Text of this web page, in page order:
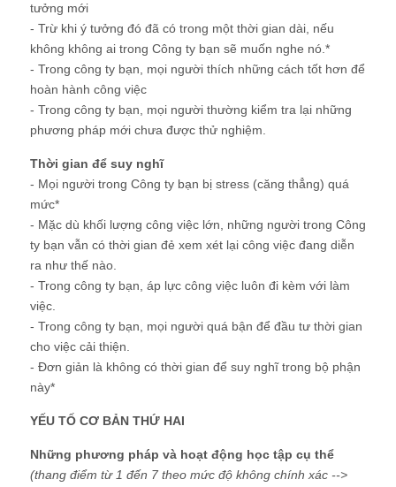
tưởng mới
- Trừ khi ý tưởng đó đã có trong một thời gian dài, nếu
không không ai trong Công ty bạn sẽ muốn nghe nó.*
- Trong công ty bạn, mọi người thích những cách tốt hơn để
hoàn hành công việc
- Trong công ty bạn, mọi người thường kiểm tra lại những
phương pháp mới chưa được thử nghiệm.
Thời gian để suy nghĩ
- Mọi người trong Công ty bạn bị stress (căng thẳng) quá
mức*
- Mặc dù khối lượng công việc lớn, những người trong Công
ty bạn vẫn có thời gian đẻ xem xét lại công việc đang diễn
ra như thế nào.
- Trong công ty bạn, áp lực công việc luôn đi kèm với làm
việc.
- Trong công ty bạn, mọi người quá bận để đầu tư thời gian
cho việc cải thiện.
- Đơn giản là không có thời gian để suy nghĩ trong bộ phận
này*
YẾU TỐ CƠ BẢN THỨ HAI
Những phương pháp và hoạt động học tập cụ thể
(thang điểm từ 1 đến 7 theo mức độ không chính xác -->